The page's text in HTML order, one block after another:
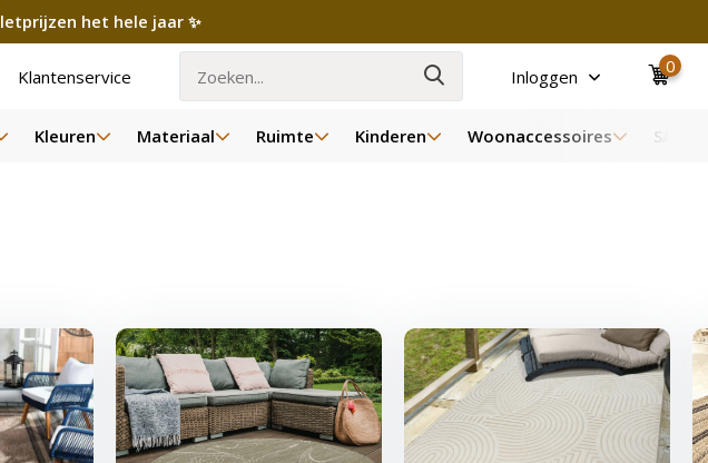
het hele jaar ✨
Klantenservice Inloggen 0
Kleuren Materiaal Ruimte Kinderen Woonaccessoires SALE